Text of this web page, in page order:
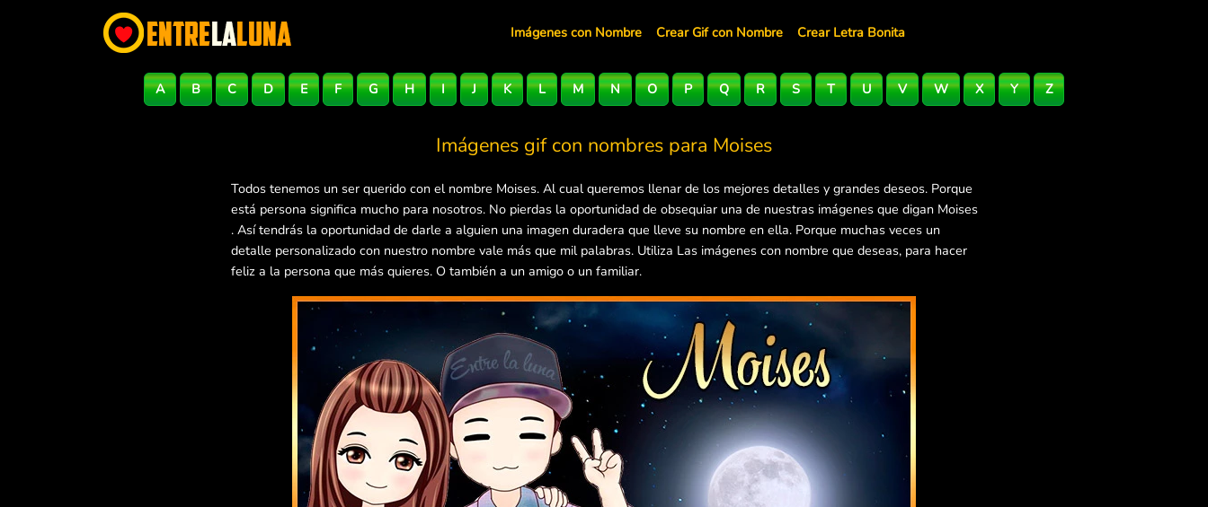
Imágenes con Nombre Crear Gif con Nombre Crear Letra Bonita
A B C D E F G H I J K L M N O P Q R S T U V W X Y Z
Imágenes gif con nombres para Moises
Todos tenemos un ser querido con el nombre Moises. Al cual queremos llenar de los mejores detalles y grandes deseos. Porque
está persona significa mucho para nosotros. No pierdas la oportunidad de obsequiar una de nuestras imágenes que digan Moises
. Así tendrás la oportunidad de darle a alguien una imagen duradera que lleve su nombre en ella. Porque muchas veces un
detalle personalizado con nuestro nombre vale más que mil palabras. Utiliza Las imágenes con nombre que deseas, para hacer
feliz a la persona que más quieres. O también a un amigo o un familiar.